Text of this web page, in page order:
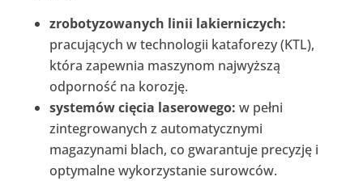
zrobotyzowanych linii lakierniczych:
pracujących w technologii kataforezy (KTL),
która zapewnia maszynom najwyższą
odporność na korozję.
systemów cięcia laserowego: w pełni
zintegrowanych z automatycznymi
magazynami blach, co gwarantuje precyzję i
optymalne wykorzystanie surowców.